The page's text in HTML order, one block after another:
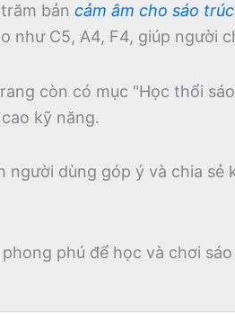
bản cảm âm cho sáo trúc
như C5, A4, F4, giúp người
còn có mục "Học thổi
kỹ năng.
người dùng góp ý và chia
phong phú để học và chơi